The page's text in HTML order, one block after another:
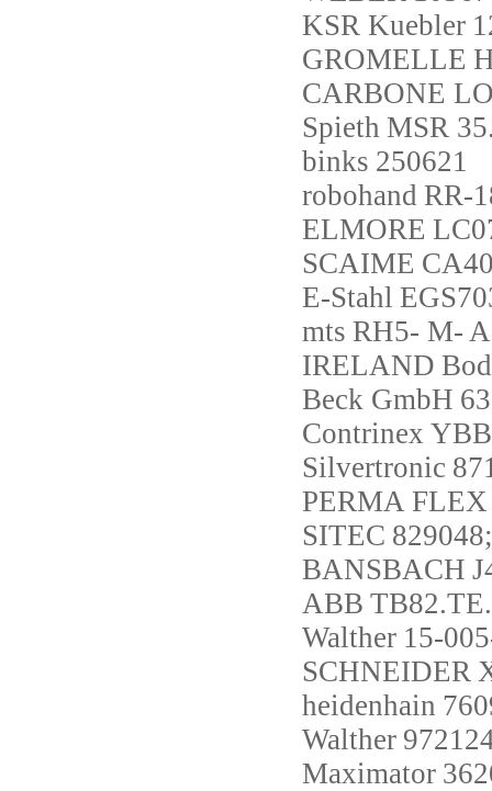
KSR Kuebler
GROMELLE
CARBONE
Spieth MSR
binks 250621
robohand RR-
ELMORE
SCAIME
E-Stahl
mts RH5- M-
IRELAND
Beck GmbH
Contrinex
Silvertronic
PERMA FLEX
SITEC
BANSBACH
ABB
Walther 15-
SCHNEIDER
heidenhain
Walther
Maximator